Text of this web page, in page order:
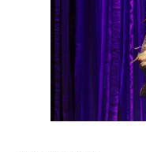
A atriz